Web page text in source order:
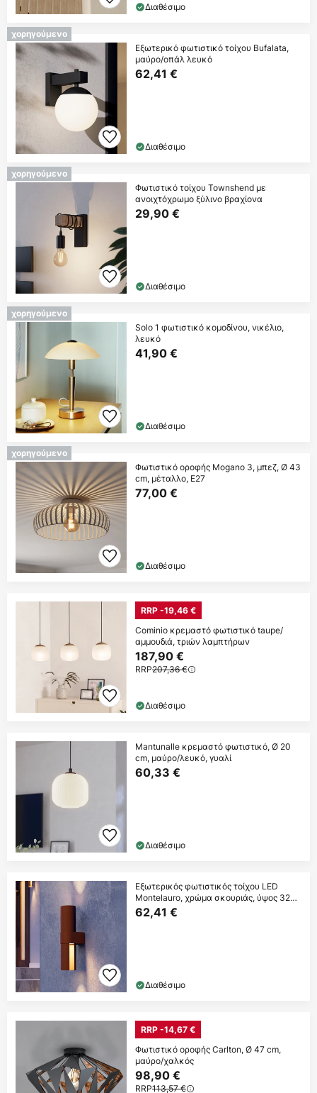
Διαθέσιμο
χορηγούμενο
Εξωτερικό φωτιστικό τοίχου Bufalata,
μαύρο/οπάλ λευκό
62,41 €
Διαθέσιμο
χορηγούμενο
Φωτιστικό τοίχου Townshend με
ανοιχτόχρωμο ξύλινο βραχίονα
29,90 €
Διαθέσιμο
χορηγούμενο
Solo 1 φωτιστικό κομοδίνου, νικέλιο,
λευκό
41,90 €
Διαθέσιμο
χορηγούμενο
Φωτιστικό οροφής Mogano 3, μπεζ, Ø 43
cm, μέταλλο, E27
77,00 €
Διαθέσιμο
RRP -19,46 €
Cominio κρεμαστό φωτιστικό taupe/
αμμουδιά, τριών λαμπτήρων
187,90 €
RRP207,36 €
Διαθέσιμο
Mantunalle κρεμαστό φωτιστικό, Ø 20
cm, μαύρο/λευκό, γυαλί
60,33 €
Διαθέσιμο
Εξωτερικός φωτιστικός τοίχου LED
Montelauro, χρώμα σκουριάς, ύψος 32
cm, μέταλλο
62,41 €
Διαθέσιμο
RRP -14,67 €
Φωτιστικό οροφής Carlton, Ø 47 cm,
μαύρο/χαλκός
98,90 €
RRP113,57 €